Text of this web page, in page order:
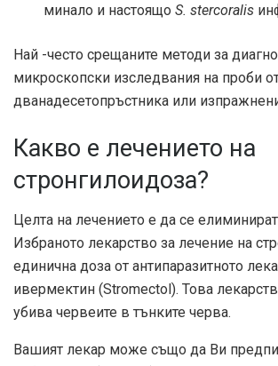
минало и настоящоS. stercoralis
Най -често срещаните методи за
микроскопски изследвания на проби
дванадесетопръстника или
Какво е лечението на
стронгилоидоза?
Целта на лечението е да се
Избраното лекарство за лечение на
единична доза от антипаразитното
ивермектин (Stromectol). Това
убива червеите в тънките черва.
Вашият лекар може също да Ви